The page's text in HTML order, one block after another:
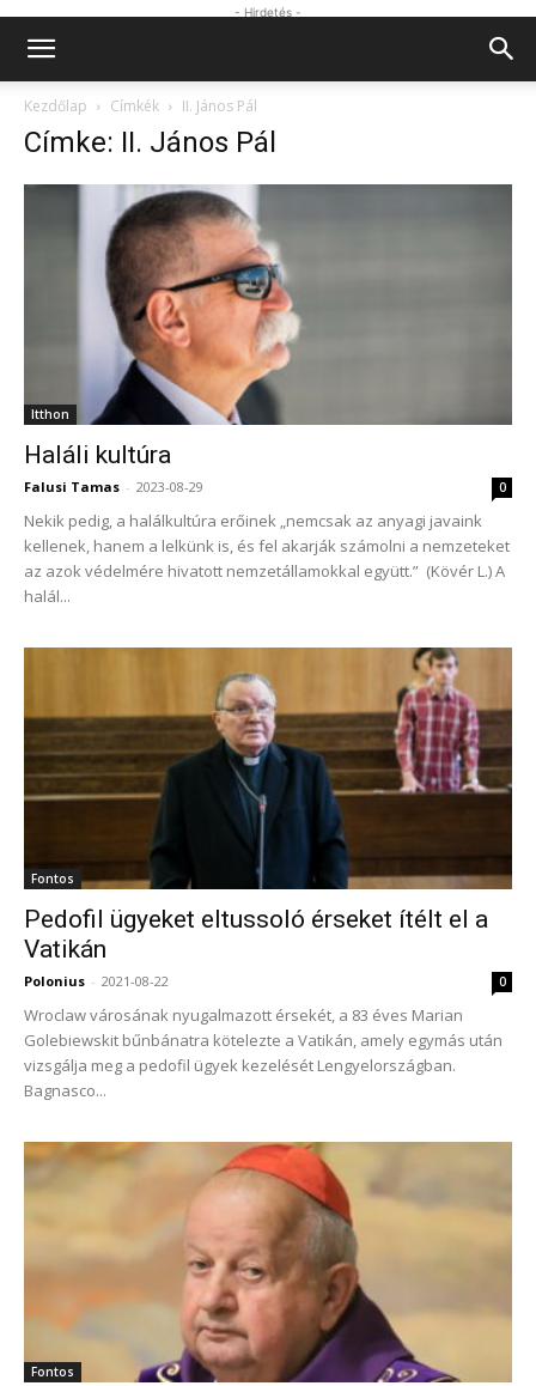
- Hirdetés -
Kezdőlap Címkék II. János Pál
Címke: II. János Pál
Itthon
Haláli kultúra
Falusi Tamas - 2023-08-29 0
Nekik pedig, a halálkultúra erőinek „nemcsak az anyagi javaink
kellenek, hanem a lelkünk is, és fel akarják számolni a nemzeteket
az azok védelmére hivatott nemzetállamokkal együtt.” (Kövér L.) A
halál...
Fontos
Pedofil ügyeket eltussoló érseket ítélt el a
Vatikán
Polonius - 2021-08-22 0
Wroclaw városának nyugalmazott érsekét, a 83 éves Marian
Golebiewskit bűnbánatra kötelezte a Vatikán, amely egymás után
vizsgálja meg a pedofil ügyek kezelését Lengyelországban.
Bagnasco...
Fontos